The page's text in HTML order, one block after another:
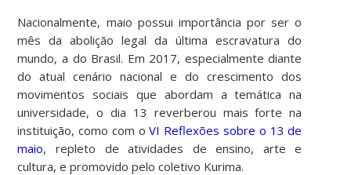
Nacionalmente, maio possui importância por ser o
mês da abolição legal da última escravatura do
mundo, a do Brasil. Em 2017, especialmente diante
do atual cenário nacional e do crescimento dos
movimentos sociais que abordam a temática na
universidade, o dia 13 reverberou mais forte na
instituição, como com oVI Reflexões sobre o 13 de
maio, repleto de atividades de ensino, arte e
cultura, e promovido pelo coletivo Kurima.